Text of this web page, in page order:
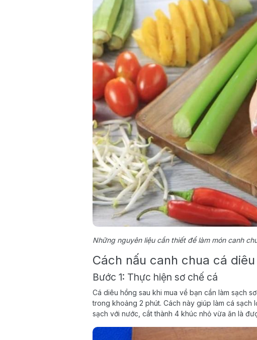
Những nguyên liệu cần thiết để làm món canh
Cách nấu canh chua cá
Bước 1: Thực hiện sơ chế cá
Cá diêu hồng sau khi mua về bạn cần làm sạch
trong khoảng 2 phút. Cách này giúp làm cá sạch
sạch với nước, cắt thành 4 khúc nhỏ vừa ăn là